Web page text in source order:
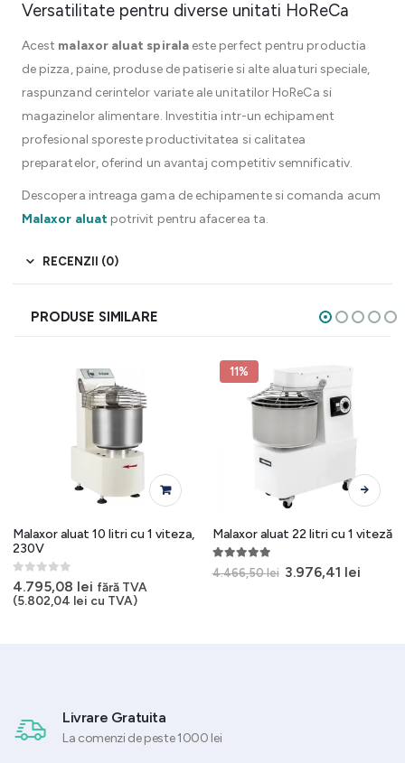
Versatilitate pentru diverse unitati HoReCa
Acest malaxor aluat spiralaeste perfect pentru productia
de pizza, paine, produse de patiserie si alte aluaturi speciale,
raspunzand cerintelor variate ale unitatilor HoReCa si
magazinelor alimentare. Investitia intr-un echipament
profesional sporeste productivitatea si calitatea
preparatelor, oferind un avantaj competitiv semnificativ.
Descopera intreaga gama de echipamente si comanda acum
Malaxor aluatpotrivit pentru afacerea ta.
RECENZII (0)
PRODUSE SIMILARE
Malaxor aluat 10 litri cu 1 viteza,
230V
0out of 5
4.795,08 lei fără TVA
(5.802,04 lei cu TVA)
11%
Acest produs are mai multe variații. Opțiunile pot fi alese în pagina produsului.
Malaxor aluat 22 litri cu 1 viteză
5.00out of 5
4.466,50lei Prețul
3.976,41 lei
Livrare Gratuita
La comenzi de peste 1000 lei